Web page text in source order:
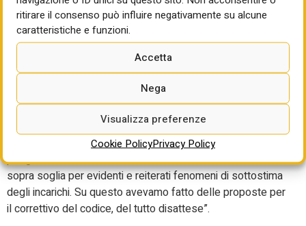
ritirare il consenso può influire negativamente su alcune
caratteristiche e funzioni.
Accetta
Nega
Visualizza preferenze
Cookie PolicyPrivacy Policy
cassetti a dicembre, anche in
relazione all’imminente entrata in vigore del decreto
correttivo del codice appalti. Pur considerando che il calo è
anche figlio dell’esaurirsi delle gare PNRR – che nel
nostro settore si avverte prima che nelle costruzioni –
rimane la forte preoccupazione per il futuro perché
l’applicazione delle regole speciali PNRR, travasate nel
codice appalti, ha comportato un calo dell’evidenza
pubblica e della trasparenza, con la soglia a 140.000 euro
per gli affidamenti diretti, e una riduzione del mercato
sopra soglia per evidenti e reiterati fenomeni di sottostima
degli incarichi. Su questo avevamo fatto delle proposte per
il correttivo del codice, del tutto disattese”.